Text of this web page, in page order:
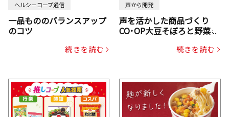
ヘルシーコープ通信
一品もののバランスアップ
のコツ
続きを読む
声から開発
声を活かした商品づくり
CO･OP大豆そぼろと野菜ミ
じん・コーン入り）続きを読む